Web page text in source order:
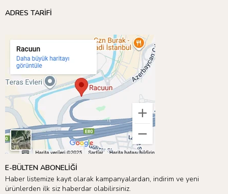
ADRES TARİFİ
E-BÜLTEN ABONELİĞİ
Haber listemize kayıt olarak kampanyalardan, indirim ve yeni
ürünlerden ilk siz haberdar olabilirsiniz.